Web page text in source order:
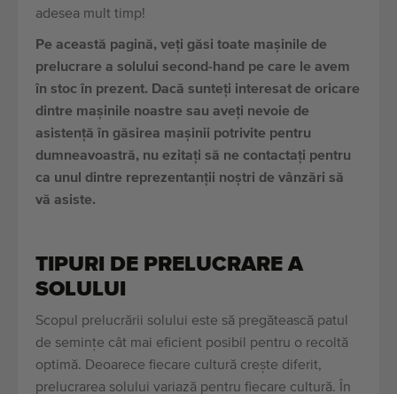
adesea mult timp!
Pe această pagină, veți găsi toate mașinile de
prelucrare a solului second-hand pe care le avem
în stoc în prezent. Dacă sunteți interesat de oricare
dintre mașinile noastre sau aveți nevoie de
asistență în găsirea mașinii potrivite pentru
dumneavoastră, nu ezitați să ne contactați pentru
ca unul dintre reprezentanții noștri de vânzări să
vă asiste.
TIPURI DE PRELUCRARE A
SOLULUI
Scopul prelucrării solului este să pregătească patul
de semințe cât mai eficient posibil pentru o recoltă
optimă. Deoarece fiecare cultură crește diferit,
prelucrarea solului variază pentru fiecare cultură. În